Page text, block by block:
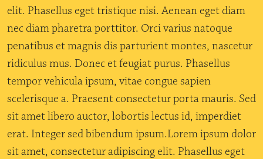
elit. Phasellus eget tristique nisi. Aenean eget diam
nec diam pharetra porttitor. Orci varius natoque
penatibus et magnis dis parturient montes, nascetur
ridiculus mus. Donec et feugiat purus. Phasellus
tempor vehicula ipsum, vitae congue sapien
scelerisque a. Praesent consectetur porta mauris. Sed
sit amet libero auctor, lobortis lectus id, imperdiet
erat. Integer sed bibendum ipsum.Lorem ipsum dolor
sit amet, consectetur adipiscing elit. Phasellus eget